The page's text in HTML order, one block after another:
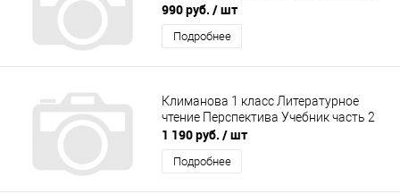
990 руб. / шт
Подробнее
Климанова 1 класс Литературное
чтение Перспектива Учебник часть 2
1 190 руб. / шт
Подробнее